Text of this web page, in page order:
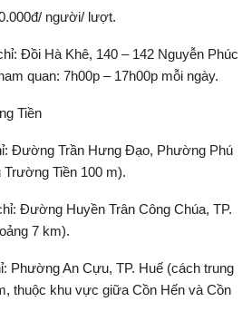
người/ lượt.
Đồi Hà Khê, 140 – 142 Nguyễn Phúc
quan: 7h00p – 17h00p mỗi ngày.
Tiền
Đường Trần Hưng Đạo, Phường Phú
Trường Tiền 100 m).
Đường Huyền Trân Công Chúa, TP.
7 km).
Phường An Cựu, TP. Huế (cách trung
thuộc khu vực giữa Cồn Hến và Cồn